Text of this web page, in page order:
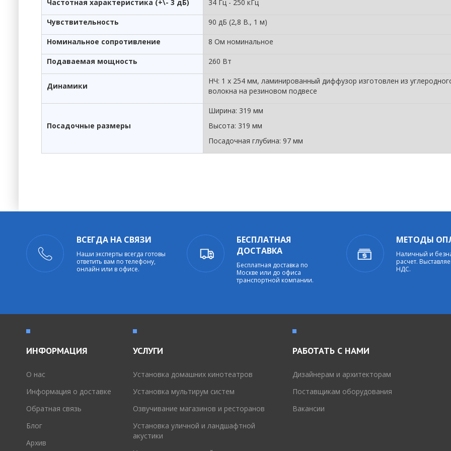
Частотная характеристика (+\- 3 дБ) 34 Гц - 250 кГц
Чувствительность 90 дБ (2,8 В., 1 м)
Номинальное сопротивление 8 Ом номинальное
Подаваемая мощность 260 Вт
Динамики
НЧ: 1 х 254 мм, ламинированный диффузор изготовлен из
волокна на резиновом подвесе
Посадочные размеры
Ширина: 319 мм
Высота: 319 мм
Посадочная глубина: 97 мм
ВСЕГДА НА СВЯЗИ
Наши эксперты всегда готовы
ответить вам по телефону,
онлайн или в офисе.
БЕСПЛАТНАЯ
ДОСТАВКА
Бесплатная доставка по
Москве или до офиса
транспортной компании.
МЕТОДЫ
Наличный и
расчет.
НДС.
ИНФОРМАЦИЯ
O нас
Информация о доставке
Обратная связь
Блог
Архив
УСЛУГИ
Установка домашних кинотеатров
Установка мультирум систем
Озвучивание магазинов и ресторанов
Установка уличной и ландшафтной
акустики
РАБОТАТЬ С НАМИ
Дизайнерам и архитекторам
Поставщикам оборудования
Вакансии